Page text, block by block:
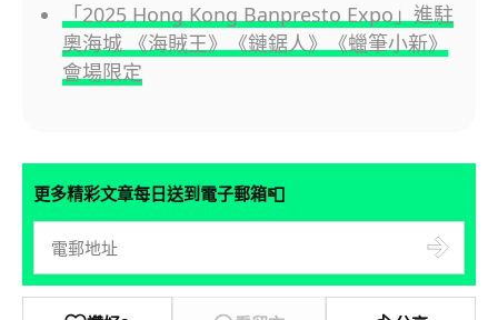
「2025 Hong Kong Banpresto Expo」進駐
奧海城 《海賊王》《鏈鋸人》《蠟筆小新》
會場限定
更多精彩文章每日送到電子郵箱📮